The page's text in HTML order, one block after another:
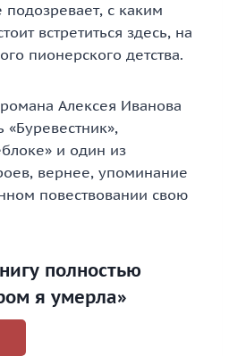
подозревает, с каким
встретиться здесь, на
пионерского детства.
Алексея Иванова
и один из
вернее, упоминание
повествовании свою
полностью
я умерла»